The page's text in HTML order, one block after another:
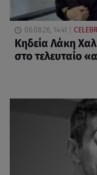
06.08.26, 14:41
Κηδεία Λάκη
στο τελευταίο